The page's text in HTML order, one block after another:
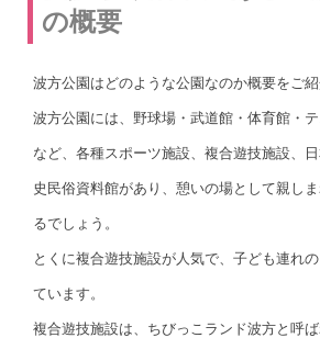
の概要
波方公園はどのような公園なのか概要をご紹
波方公園には、野球場・武道館・体育館・
など、各種スポーツ施設、複合遊技施設、
史民俗資料館があり、憩いの場として親し
るでしょう。
とくに複合遊技施設が人気で、子ども連れ
ています。
複合遊技施設は、ちびっこランド波方と呼